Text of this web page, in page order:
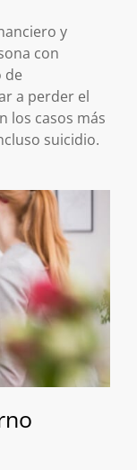
y
con
de
a perder el
los casos más
suicidio.